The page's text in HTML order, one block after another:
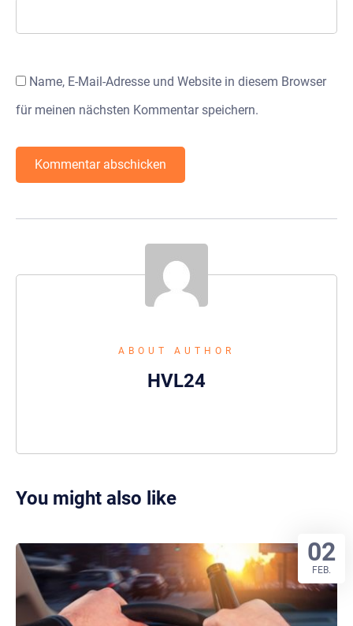
Name, E-Mail-Adresse und Website in diesem Browser
für meinen nächsten Kommentar speichern.
ABOUT AUTHOR
HVL24
You might also like
02
FEB.